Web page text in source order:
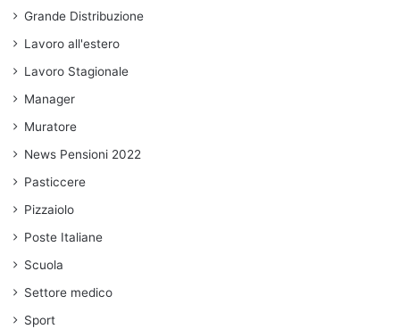
Grande Distribuzione
Lavoro all'estero
Lavoro Stagionale
Manager
Muratore
News Pensioni 2022
Pasticcere
Pizzaiolo
Poste Italiane
Scuola
Settore medico
Sport